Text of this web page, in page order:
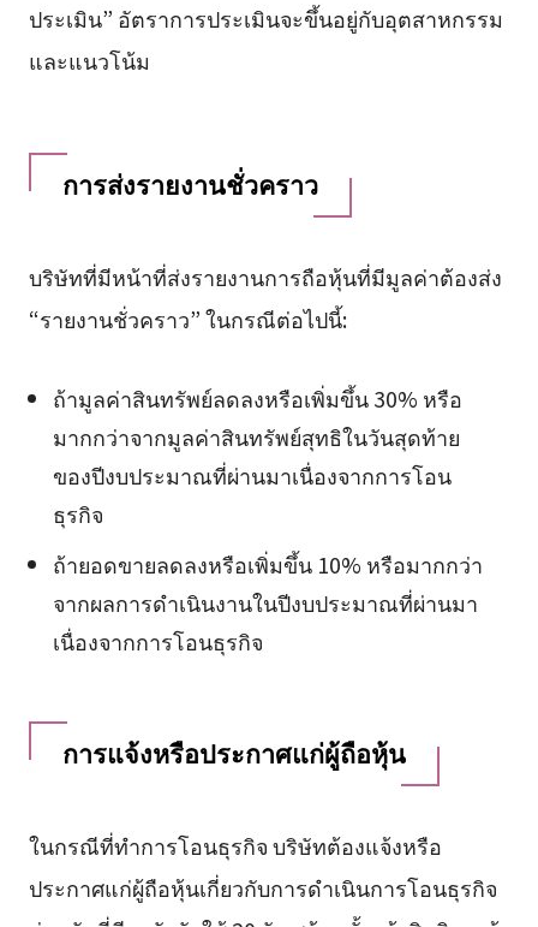
ประเมิน” อัตราการประเมินจะขึ้นอยู่กับอุตสาหกรรม
และแนวโน้ม
การส่งรายงานชั่วคราว
บริษัทที่มีหน้าที่ส่งรายงานการถือหุ้นที่มีมูลค่าต้องส่ง
“รายงานชั่วคราว” ในกรณีต่อไปนี้:
ถ้ามูลค่าสินทรัพย์ลดลงหรือเพิ่มขึ้น 30% หรือ
มากกว่าจากมูลค่าสินทรัพย์สุทธิในวันสุดท้าย
ของปีงบประมาณที่ผ่านมาเนื่องจากการโอน
ธุรกิจ
ถ้ายอดขายลดลงหรือเพิ่มขึ้น 10% หรือมากกว่า
จากผลการดำเนินงานในปีงบประมาณที่ผ่านมา
เนื่องจากการโอนธุรกิจ
การแจ้งหรือประกาศแก่ผู้ถือหุ้น
ในกรณีที่ทำการโอนธุรกิจ บริษัทต้องแจ้งหรือ
ประกาศแก่ผู้ถือหุ้นเกี่ยวกับการดำเนินการโอนธุรกิจ